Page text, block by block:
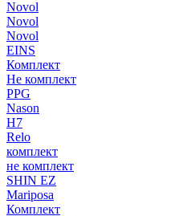
Novol
Novol
Novol
EINS
Комплект
Не комплект
PPG
Nason
H7
Relo
комплект
не комплект
SHIN EZ
Mariposa
Комплект